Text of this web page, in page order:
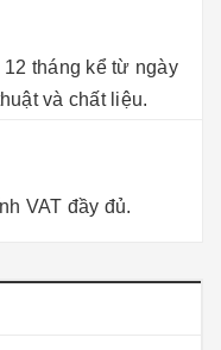
tháng kể từ ngày
và chất liệu.
VAT đầy đủ.